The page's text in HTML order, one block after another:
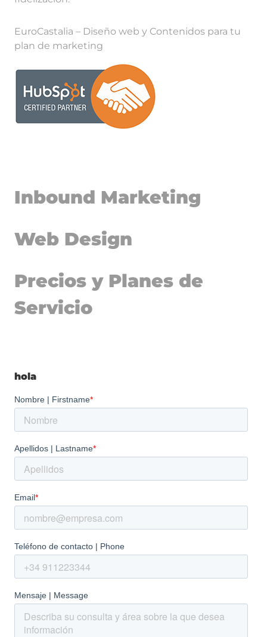
EuroCastalia – Diseño web y Contenidos para tu
plan de marketing
Inbound Marketing
Web Design
Precios y Planes de
Servicio
hola